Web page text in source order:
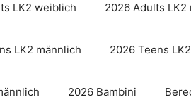
LK2 weiblich 2026 Adults LK2
LK2 männlich 2026 Teens
2026 Bambini